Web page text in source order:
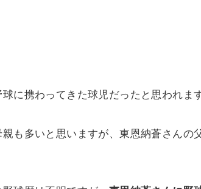
に携わってきた球児だったと思われます
も多いと思いますが、東恩納蒼さんの